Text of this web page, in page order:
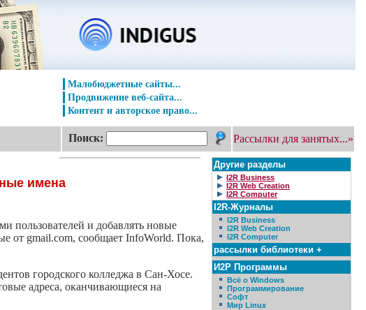
Малобюджетные сайты...
Продвижение веб-сайта...
Контент и авторское право...
Поиск: Рассылки для занятых...»
имена
пользователей и добавлять новые
от gmail.com, сообщает InfoWorld. Пока,
городского колледжа в Сан-Хосе.
адреса, оканчивающиеся на
Другие разделы
I2R Business
I2R Web Creation
I2R Computer
I2R-Журналы
I2R Business
I2R Web Creation
I2R Computer
рассылки библиотеки +
И2Р Программы
Всё о Windows
Программирование
Софт
Мир Linux